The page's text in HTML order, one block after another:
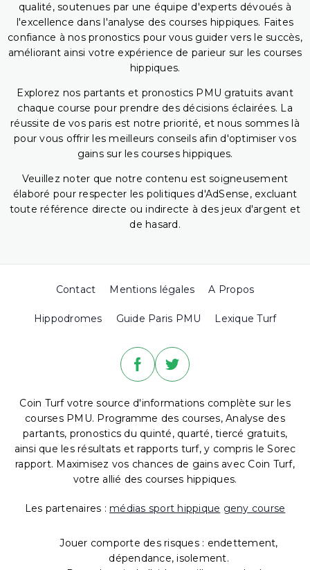
qualité, soutenues par une équipe d'experts dévoués à
l'excellence dans l'analyse des courses hippiques. Faites
confiance à nos pronostics pour vous guider vers le succès,
améliorant ainsi votre expérience de parieur sur les courses
hippiques.
Explorez nos partants et pronostics PMU gratuits avant
chaque course pour prendre des décisions éclairées. La
réussite de vos paris est notre priorité, et nous sommes là
pour vous offrir les meilleurs conseils afin d'optimiser vos
gains sur les courses hippiques.
Veuillez noter que notre contenu est soigneusement
élaboré pour respecter les politiques d'AdSense, excluant
toute référence directe ou indirecte à des jeux d'argent et
de hasard.
Contact Mentions légales A Propos
Hippodromes Guide Paris PMU Lexique Turf
Coin Turf votre source d'informations complète sur les
courses PMU. Programme des courses, Analyse des
partants, pronostics du quinté, quarté, tiercé gratuits,
ainsi que les résultats et rapports turf, y compris le Sorec
rapport. Maximisez vos chances de gains avec Coin Turf,
votre allié des courses hippiques.
Les partenaires : médias sport hippique geny course
Jouer comporte des risques : endettement,
dépendance, isolement.